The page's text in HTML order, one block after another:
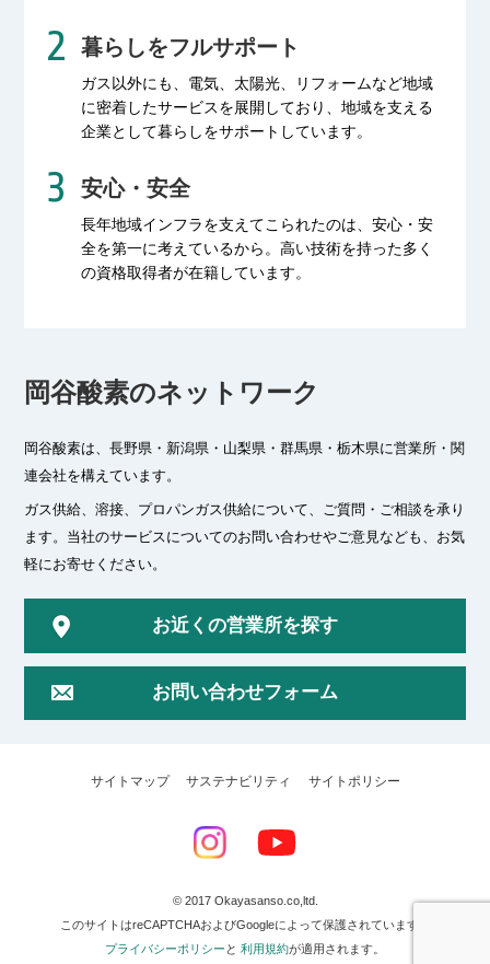
暮らしをフルサポート
ガス以外にも、電気、太陽光、リフォームなど地域
に密着したサービスを展開しており、地域を支える
企業として暮らしをサポートしています。
安心・安全
長年地域インフラを支えてこられたのは、安心・安
全を第一に考えているから。高い技術を持った多く
の資格取得者が在籍しています。
岡谷酸素のネットワーク
岡谷酸素は、長野県・新潟県・山梨県・群馬県・栃木県に営業所・関
連会社を構えています。
ガス供給、溶接、プロパンガス供給について、ご質問・ご相談を承り
ます。 当社のサービスについてのお問い合わせやご意見なども、お気
軽にお寄せください。
お近くの営業所を探す
お問い合わせフォーム
サイトマップ サステナビリティ サイトポリシー
© 2017 Okayasanso.co,ltd.
このサイトはreCAPTCHAおよびGoogleによって保護されています。
プライバシーポリシー と 利用規約が適用されます。